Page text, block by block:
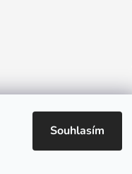
Souhlasím